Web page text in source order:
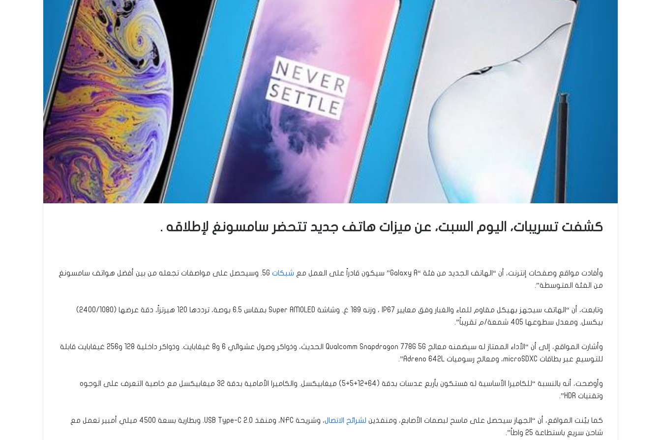
كشفت تسريبات، اليوم السبت، عن ميزات هاتف جديد تتحضر سامسونغ لإطلاقه .
وأفادت مواقع وصفحات إنترنت، أن “الهاتف الجديد من فئة “Galaxy A” سيكون قادراً على العمل مع شبكات
5G. وسيحصل على مواصفات تجعله من بين أفضل هواتف سامسونغ
من الفئة المتوسطة”.
وتابعت، أن “الهاتف سيجهز بهيكل مقاوم للماء والغبار وفق معايير IP67 ، وزنه 189 غ. وشاشة Super AMOLED بمقاس 6.5 بوصة، ترددها 120 هيرتزاً، دقة عرضها (2400/1080)
بيكسل. ومعدل سطوعها 405 شمعة/م تقريباً”.
وأشارت المواقع، إلى أن “الأداء الممتاز له سيضمنه معالج Qualcomm Snapdragon 778G 5G الحديث، وذواكر وصول عشوائي 6 و8 غيغابايت. وذواكر داخلية 128 و256 غيغابايت قابلة
للتوسيع عبر بطاقات microSDXC، ومعالج رسوميات Adreno 642L”.
وأوضحت، أنه بالنسبة “للكاميرا الأساسية له فستكون بأربع عدسات بدقة (64+12+5+5) ميغابيكسل. والكاميرا الأمامية بدقة 32 ميغابيكسل مع خاصية التعرف على الوجوه
وتقنيات HDR”.
كما بيّنت المواقع، أن “الجهاز سيحصل على ماسح لبصمات الأصابع، ومنفذين لشرائح الاتصال
، وشريحة NFC، ومنفذ USB Type-C 2.0. وبطارية بسعة 4500 ميلي أمبير تعمل مع
شاحن سريع باستطاعة 25 واطاً”.